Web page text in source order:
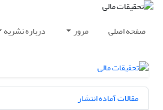
صفحه اصلی مرور درباره نشریه
مقالات آماده انتشار